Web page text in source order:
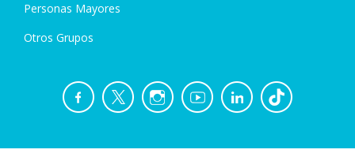
Personas Mayores
Otros Grupos